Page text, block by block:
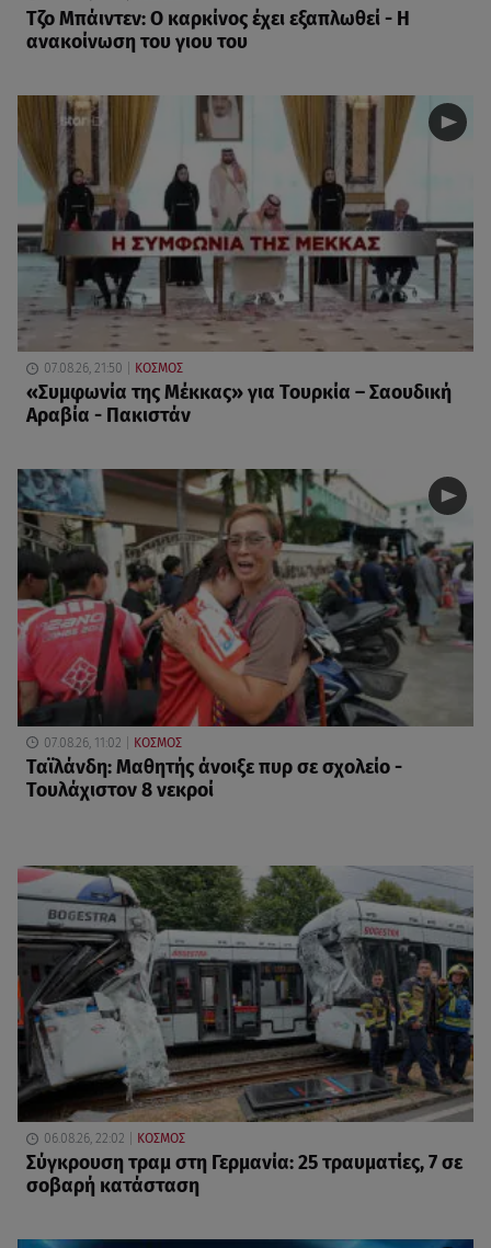
Τζο Μπάιντεν: Ο καρκίνος έχει εξαπλωθεί - Η
ανακοίνωση του γιου του
07.08.26, 21:50 ΚΟΣΜΟΣ
«Συμφωνία της Μέκκας» για Τουρκία – Σαουδική
Αραβία - Πακιστάν
07.08.26, 11:02 ΚΟΣΜΟΣ
Ταϊλάνδη: Μαθητής άνοιξε πυρ σε σχολείο -
Τουλάχιστον 8 νεκροί
06.08.26, 22:02 ΚΟΣΜΟΣ
Σύγκρουση τραμ στη Γερμανία: 25 τραυματίες, 7 σε
σοβαρή κατάσταση